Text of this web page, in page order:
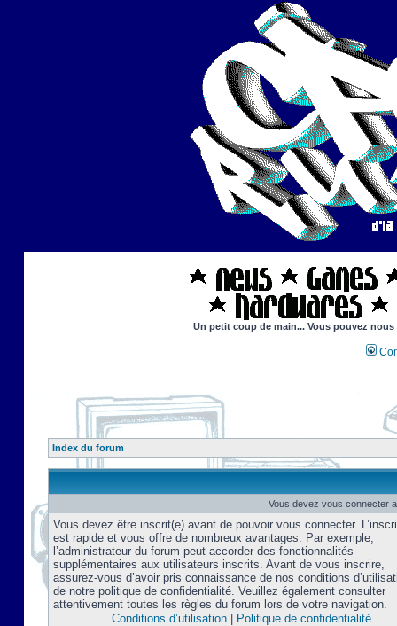
Un petit coup de main... Vous pouvez
Index du forum
Vous devez vous connecter
Vous devez être inscrit(e) avant de pouvoir vous connecter.
est rapide et vous offre de nombreux avantages. Par exemple,
l’administrateur du forum peut accorder des fonctionnalités
supplémentaires aux utilisateurs inscrits. Avant de vous inscrire,
assurez-vous d’avoir pris connaissance de nos conditions
de notre politique de confidentialité. Veuillez également consulter
attentivement toutes les règles du forum lors de votre navigation.
Conditions d’utilisation| Politique de confidentialité